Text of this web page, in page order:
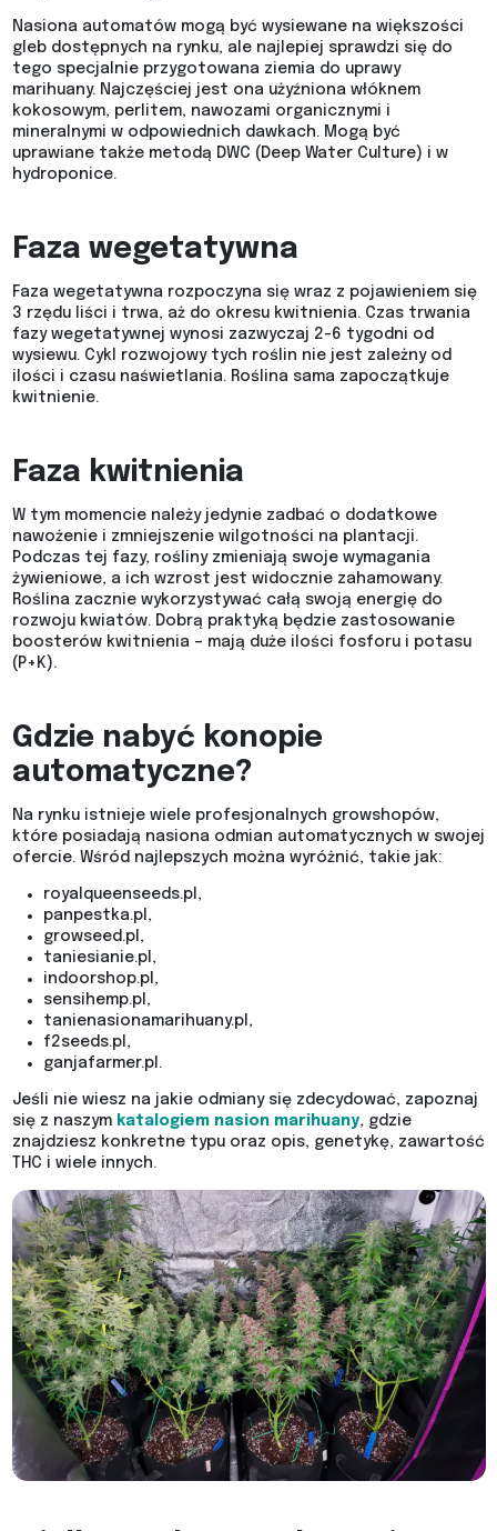
Nasiona automatów mogą być wysiewane na większości
gleb dostępnych na rynku, ale najlepiej sprawdzi się do
tego specjalnie przygotowana ziemia do uprawy
marihuany. Najczęściej jest ona użyźniona włóknem
kokosowym, perlitem, nawozami organicznymi i
mineralnymi w odpowiednich dawkach. Mogą być
uprawiane także metodą DWC (Deep Water Culture) i w
hydroponice.
Faza wegetatywna
Faza wegetatywna rozpoczyna się wraz z pojawieniem się
3 rzędu liści i trwa, aż do okresu kwitnienia. Czas trwania
fazy wegetatywnej wynosi zazwyczaj 2-6 tygodni od
wysiewu. Cykl rozwojowy tych roślin nie jest zależny od
ilości i czasu naświetlania. Roślina sama zapoczątkuje
kwitnienie.
Faza kwitnienia
W tym momencie należy jedynie zadbać o dodatkowe
nawożenie i zmniejszenie wilgotności na plantacji.
Podczas tej fazy, rośliny zmieniają swoje wymagania
żywieniowe, a ich wzrost jest widocznie zahamowany.
Roślina zacznie wykorzystywać całą swoją energię do
rozwoju kwiatów. Dobrą praktyką będzie zastosowanie
boosterów kwitnienia – mają duże ilości fosforu i potasu
(P+K).
Gdzie nabyć konopie
automatyczne?
Na rynku istnieje wiele profesjonalnych growshopów,
które posiadają nasiona odmian automatycznych w swojej
ofercie. Wśród najlepszych można wyróżnić, takie jak:
royalqueenseeds.pl,
panpestka.pl,
growseed.pl,
taniesianie.pl,
indoorshop.pl,
sensihemp.pl,
tanienasionamarihuany.pl,
f2seeds.pl,
ganjafarmer.pl.
Jeśli nie wiesz na jakie odmiany się zdecydować, zapoznaj
się z naszym katalogiem nasion marihuany, gdzie
znajdziesz konkretne typu oraz opis, genetykę, zawartość
THC i wiele innych.